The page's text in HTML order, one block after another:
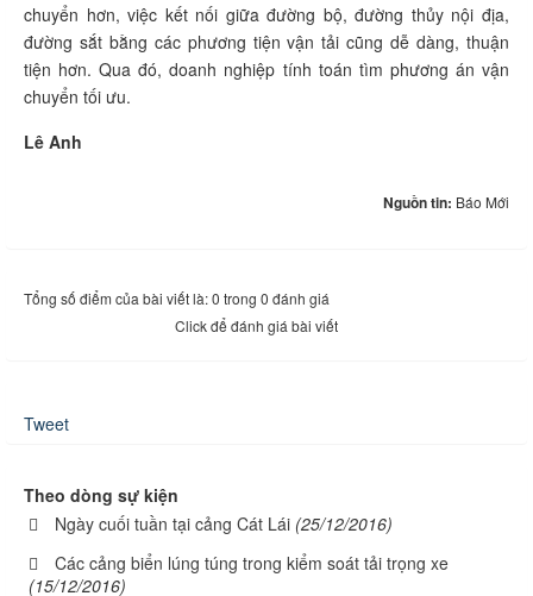
chuyển hơn, việc kết nối giữa đường bộ, đường thủy nội địa,
đường sắt bằng các phương tiện vận tải cũng dễ dàng, thuận
tiện hơn. Qua đó, doanh nghiệp tính toán tìm phương án vận
chuyển tối ưu.
Lê Anh
Nguồn tin: Báo Mới
Tổng số điểm của bài viết là: 0 trong 0 đánh giá
Click để đánh giá bài viết
Tweet
Theo dòng sự kiện
Ngày cuối tuần tại cảng Cát Lái (25/12/2016)
Các cảng biển lúng túng trong kiểm soát tải trọng xe
(15/12/2016)